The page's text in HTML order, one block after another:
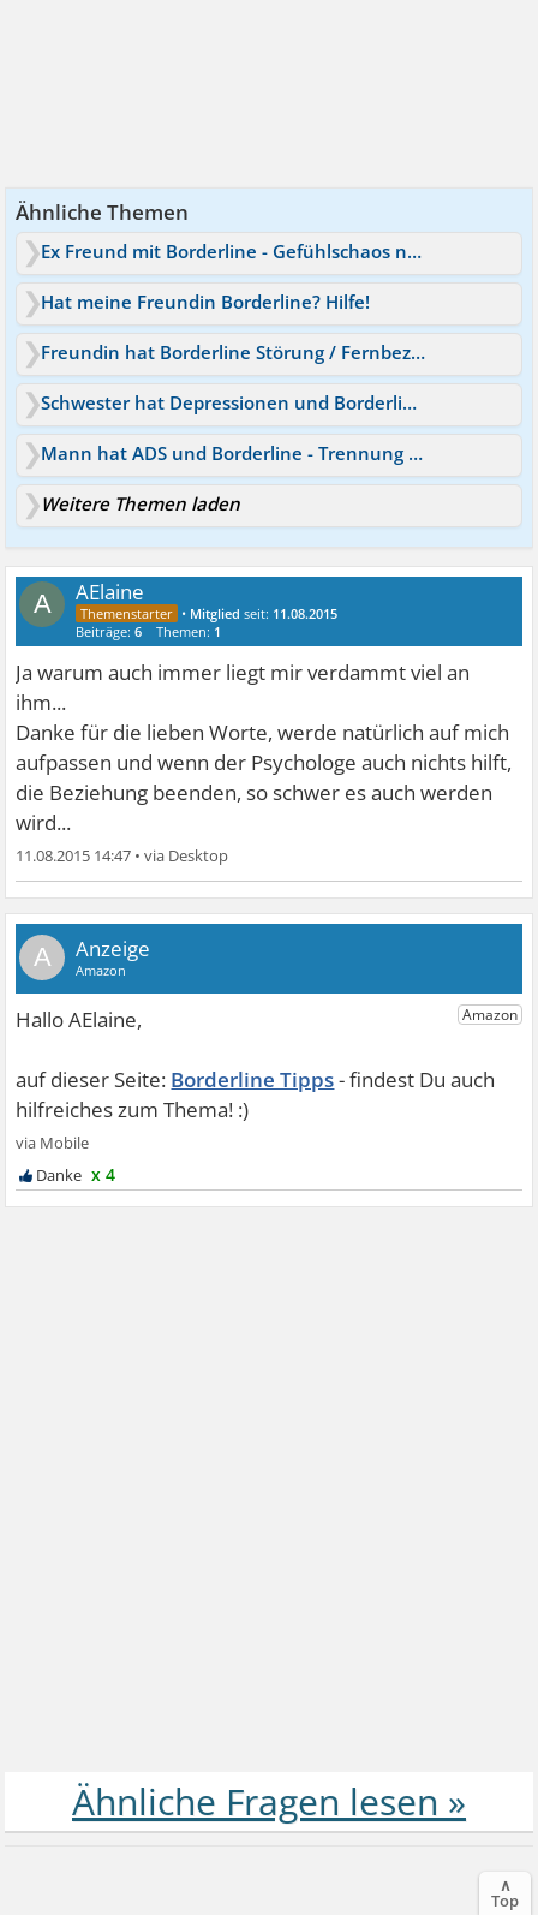
Ähnliche Themen
Ex Freund mit Borderline - Gefühlschaos nach Trennung
Hat meine Freundin Borderline? Hilfe!
Freundin hat Borderline Störung / Fernbeziehung - was tun?
Schwester hat Depressionen und Borderline - wie helfen?
Mann hat ADS und Borderline - Trennung der Beziehung
Weitere Themen laden
A AElaine
• Mitglied seit: 11.08.2015
Beiträge:6 Themen: 1
Ja warum auch immer liegt mir verdammt viel an
ihm...
Danke für die lieben Worte, werde natürlich auf mich
aufpassen und wenn der Psychologe auch nichts hilft,
die Beziehung beenden, so schwer es auch werden
wird...
11.08.2015 14:47 •
A
Borderline Tipps
x 4
∧
Top